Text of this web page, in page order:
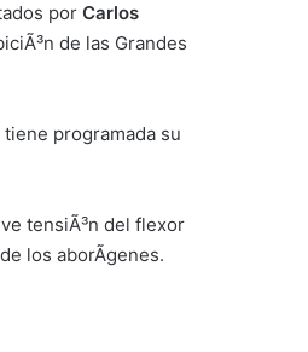
por Carlos
de las Grandes
programada su
tensiÃ³n del flexor
los aborÃ­genes.